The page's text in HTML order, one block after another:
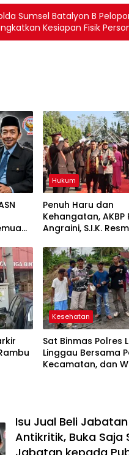
Sumsel Batalyon B
Kesiapan Fisik
Oleh:
Hukum
Penuh Haru dan
Kehangatan,
Angraini, S.I.K.
Kesehatan
Sat Binmas Polres
Linggau Bersama
Kecamatan, dan
Isu Jual Beli
Antikritik, Buka Saja